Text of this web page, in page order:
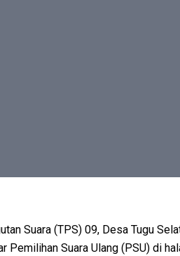
Suara (TPS) 09, Desa Tugu
Pemilihan Suara Ulang (PSU) di